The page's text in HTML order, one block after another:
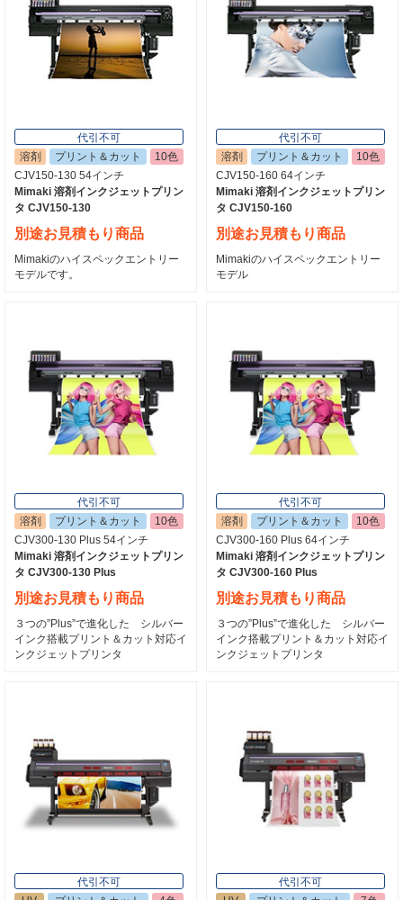
代引不可
溶剤
プリント＆カット
10色
CJV150-130 54インチ
Mimaki 溶剤インクジェットプリン
タ CJV150-130
別途お見積もり商品
Mimakiのハイスペックエントリー
モデルです。
代引不可
溶剤
プリント＆カット
10色
CJV150-160 64インチ
Mimaki 溶剤インクジェットプリン
タ CJV150-160
別途お見積もり商品
Mimakiのハイスペックエントリー
モデル
代引不可
溶剤
プリント＆カット
10色
CJV300-130 Plus 54インチ
Mimaki 溶剤インクジェットプリン
タ CJV300-130 Plus
別途お見積もり商品
３つの”Plus”で進化した シルバー
インク搭載プリント＆カット対応イ
ンクジェットプリンタ
代引不可
溶剤
プリント＆カット
10色
CJV300-160 Plus 64インチ
Mimaki 溶剤インクジェットプリン
タ CJV300-160 Plus
別途お見積もり商品
３つの”Plus”で進化した シルバー
インク搭載プリント＆カット対応イ
ンクジェットプリンタ
代引不可
代引不可